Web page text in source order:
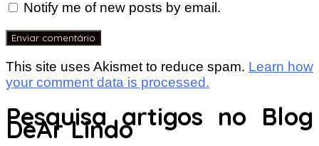
Notify me of new posts by email.
This site uses Akismet to reduce spam. Learn how
your comment data is processed.
Pesquisa artigos no Blog
DeAr Lindo